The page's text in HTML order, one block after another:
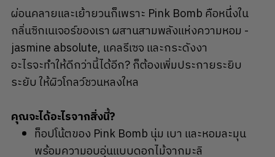
ผ่อนคลายและเย้ายวนก็เพราะ Pink Bomb คือหนึ่งใน
กลิ่นซิกเนเจอร์ของเรา ผสานสามพลังแห่งความหอม -
jasmine absolute, แคลรีเซจ และกระดังงา
อะไรจะทำให้ดีกว่านี้ได้อีก? ก็ต้องเพิ่มประกายระยิบ
ระยับ ให้ผิวโกลว์ชวนหลงใหล
คุณจะได้อะไรจากสิ่งนี้?
ท็อปโน้ตของ Pink Bomb นุ่ม เบา และหอมละมุน
พร้อมความอบอุ่นแบบดอกไม้จากมะลิ